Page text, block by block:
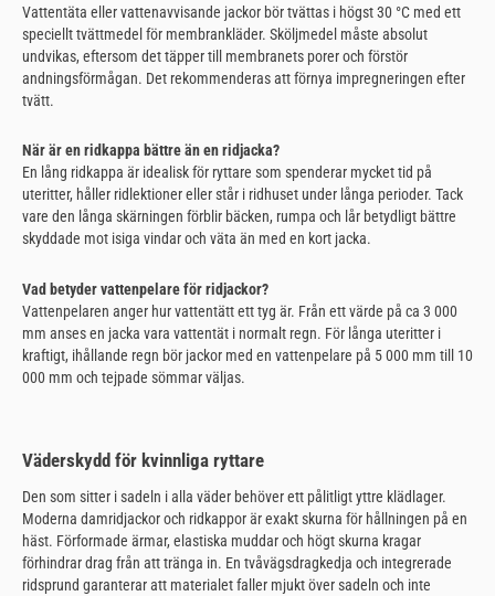
Vattentäta eller vattenavvisande jackor bör tvättas i högst 30 °C med ett
speciellt tvättmedel för membrankläder. Sköljmedel måste absolut
undvikas, eftersom det täpper till membranets porer och förstör
andningsförmågan. Det rekommenderas att förnya impregneringen efter
tvätt.
När är en ridkappa bättre än en ridjacka?
En lång ridkappa är idealisk för ryttare som spenderar mycket tid på
uteritter, håller ridlektioner eller står i ridhuset under långa perioder. Tack
vare den långa skärningen förblir bäcken, rumpa och lår betydligt bättre
skyddade mot isiga vindar och väta än med en kort jacka.
Vad betyder vattenpelare för ridjackor?
Vattenpelaren anger hur vattentätt ett tyg är. Från ett värde på ca 3 000
mm anses en jacka vara vattentät i normalt regn. För långa uteritter i
kraftigt, ihållande regn bör jackor med en vattenpelare på 5 000 mm till 10
000 mm och tejpade sömmar väljas.
Väderskydd för kvinnliga ryttare
Den som sitter i sadeln i alla väder behöver ett pålitligt yttre klädlager.
Moderna damridjackor och ridkappor är exakt skurna för hållningen på en
häst. Förformade ärmar, elastiska muddar och högt skurna kragar
förhindrar drag från att tränga in. En tvåvägsdragkedja och integrerade
ridsprund garanterar att materialet faller mjukt över sadeln och inte